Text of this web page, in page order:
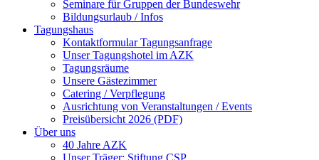
Seminare für Gruppen der Bundeswehr
Bildungsurlaub / Infos
Tagungshaus
Kontaktformular Tagungsanfrage
Unser Tagungshotel im AZK
Tagungsräume
Unsere Gästezimmer
Catering / Verpflegung
Ausrichtung von Veranstaltungen / Events
Preisübersicht 2026 (PDF)
Über uns
40 Jahre AZK
Unser Träger: Stiftung CSP